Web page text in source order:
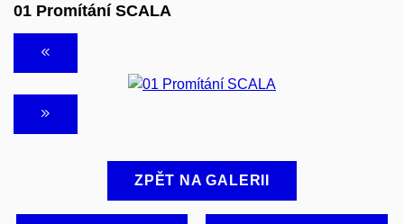
01 Promítání SCALA
ZPĚT NA GALERII